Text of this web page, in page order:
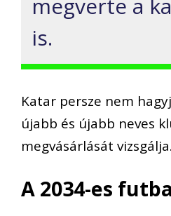
megverte a
is.
Katar persze nem
újabb és újabb neves
megvásárlását vizsgálja.
A 2034-es